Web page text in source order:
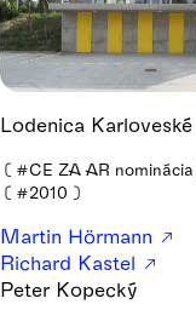
Lodenica
❪ #CE ZA AR nominácia
❪ #2010 ❫
Martin Hörmann
Richard Kastel
Peter Kopecký